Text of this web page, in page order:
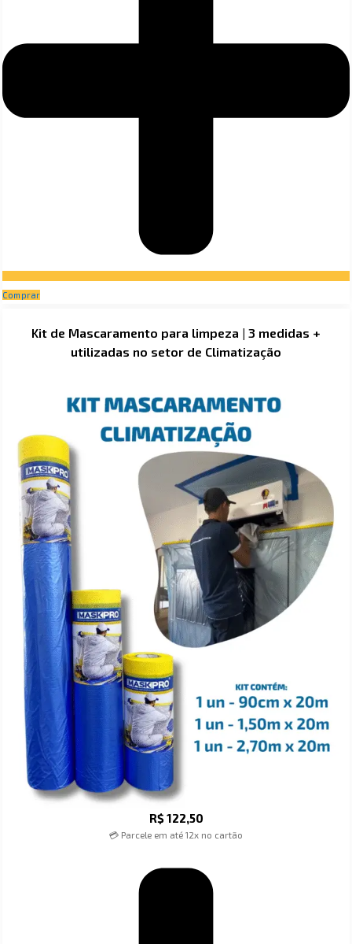
Comprar
Kit de Mascaramento para limpeza | 3 medidas +
utilizadas no setor de Climatização
R$122,50
💳 Parcele em até 12x no cartão